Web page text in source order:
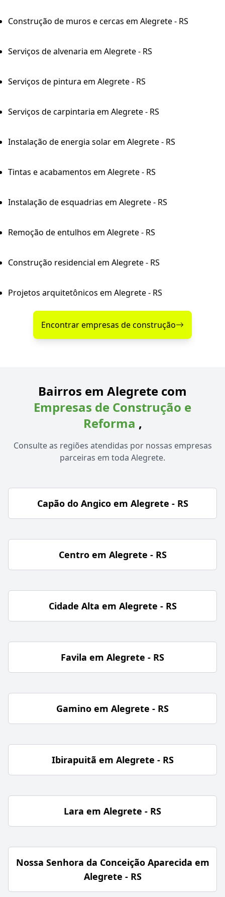
Construção de muros e cercas em Alegrete - RS
Serviços de alvenaria em Alegrete - RS
Serviços de pintura em Alegrete - RS
Serviços de carpintaria em Alegrete - RS
Instalação de energia solar em Alegrete - RS
Tintas e acabamentos em Alegrete - RS
Instalação de esquadrias em Alegrete - RS
Remoção de entulhos em Alegrete - RS
Construção residencial em Alegrete - RS
Projetos arquitetônicos em Alegrete - RS
Encontrar empresas de construção
Bairros em Alegrete com
Empresas de Construção e
Reforma ,
Consulte as regiões atendidas por nossas empresas
parceiras em toda Alegrete.
Capão do Angico em Alegrete - RS
Centro em Alegrete - RS
Cidade Alta em Alegrete - RS
Favila em Alegrete - RS
Gamino em Alegrete - RS
Ibirapuitã em Alegrete - RS
Lara em Alegrete - RS
Nossa Senhora da Conceição Aparecida em
Alegrete - RS